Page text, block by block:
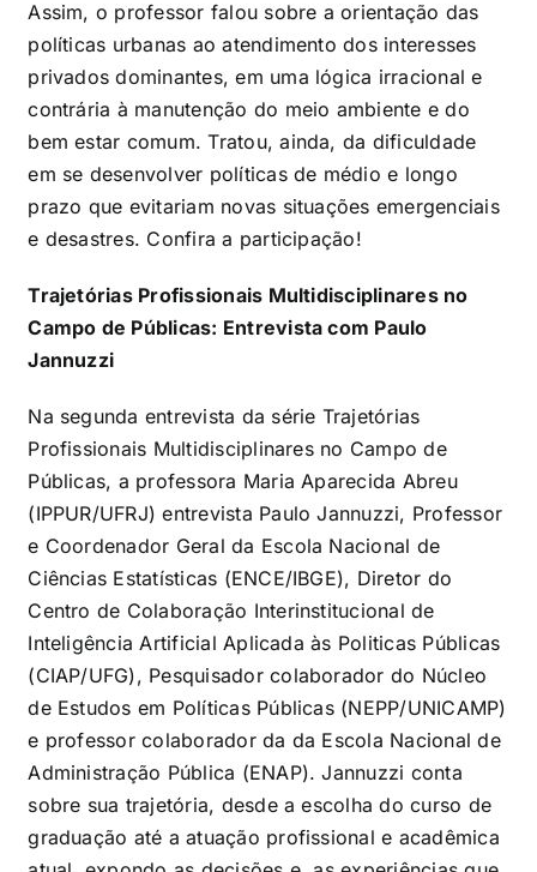
Assim, o professor falou sobre a orientação das
políticas urbanas ao atendimento dos interesses
privados dominantes, em uma lógica irracional e
contrária à manutenção do meio ambiente e do
bem estar comum. Tratou, ainda, da dificuldade
em se desenvolver políticas de médio e longo
prazo que evitariam novas situações emergenciais
e desastres. Confira a participação!
Trajetórias Profissionais Multidisciplinares no
Campo de Públicas: Entrevista com Paulo
Jannuzzi
Na segunda entrevista da série Trajetórias
Profissionais Multidisciplinares no Campo de
Públicas, a professora Maria Aparecida Abreu
(IPPUR/UFRJ) entrevista Paulo Jannuzzi, Professor
e Coordenador Geral da Escola Nacional de
Ciências Estatísticas (ENCE/IBGE), Diretor do
Centro de Colaboração Interinstitucional de
Inteligência Artificial Aplicada às Politicas Públicas
(CIAP/UFG), Pesquisador colaborador do Núcleo
de Estudos em Políticas Públicas (NEPP/UNICAMP)
e professor colaborador da da Escola Nacional de
Administração Pública (ENAP). Jannuzzi conta
sobre sua trajetória, desde a escolha do curso de
graduação até a atuação profissional e acadêmica